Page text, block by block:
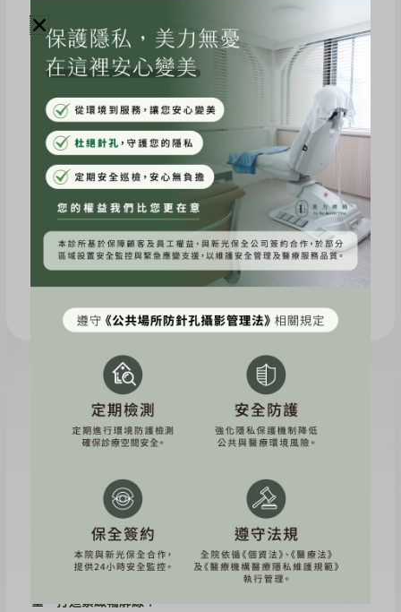
點我立即預約
上一篇 下一篇
素人《Jamie》海芙音波＋ONDA PRO真實分享～肉肉臉又下
垂！雙機消除雙下巴！
素人《WYNNE》十蓓電波真實分享~膠原蛋白UP，輪廓線回
健身教練《小優》韓音雙波：海芙+立特拉音波初體驗～身材
線條靠自律，緊緻輪廓輕鬆馭
網紅《潘森森》海芙音波體驗心得分享~改善法令紋，輪廓線
精緻度提升
網紅《睡睡子》海芙媚必提心得分享~拯救雙下巴與眼周下
垂，打造緊緻輪廓線！